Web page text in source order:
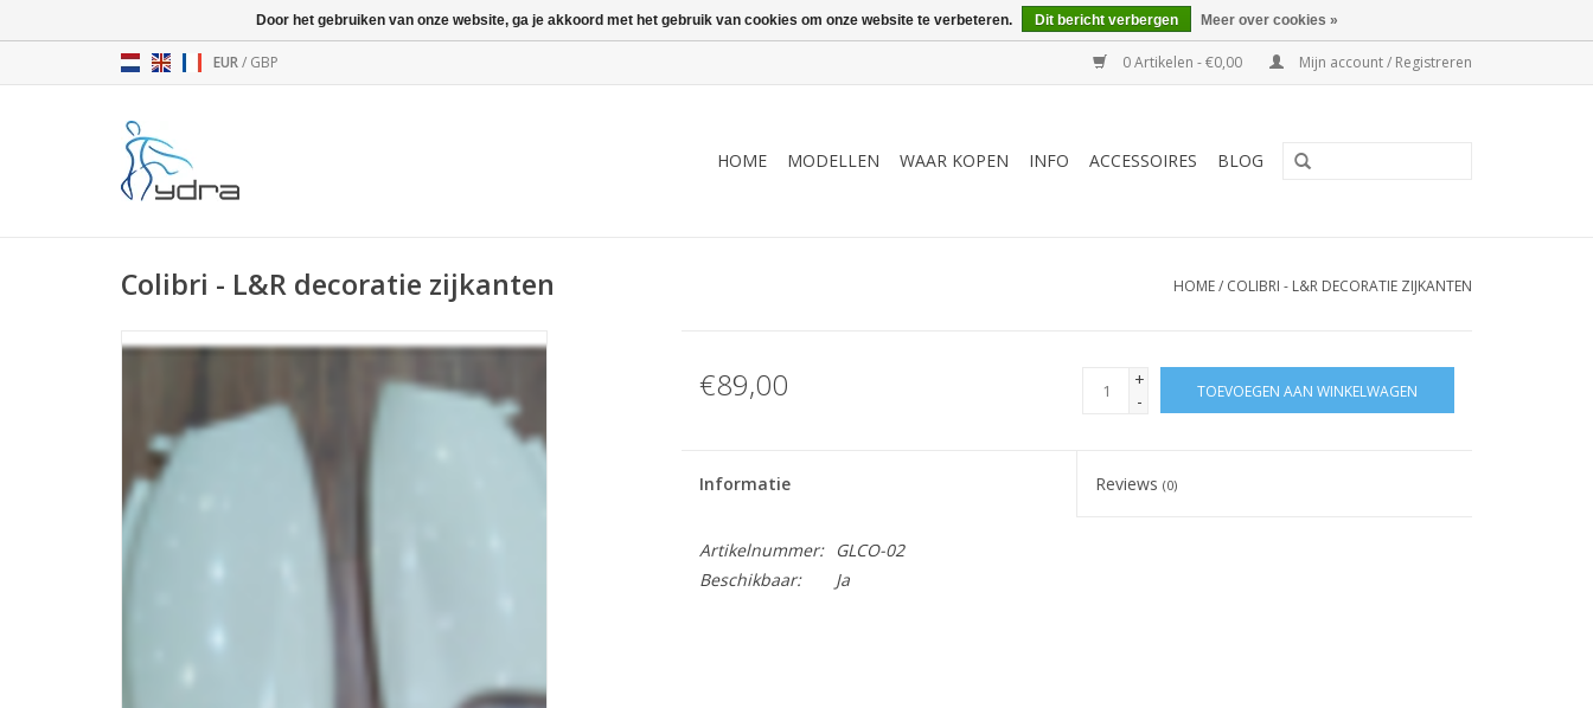
EUR/ GBP 0 Artikelen - €0,00 Mijn account / Registreren
HOME MODELLEN WAAR KOPEN INFO ACCESSOIRES BLOG
Colibri - L&R decoratie zijkanten HOME/ COLIBRI - L&R DECORATIE ZIJKANTEN
€89,00
+
-
TOEVOEGEN AAN WINKELWAGEN
Informatie Reviews(0)
Artikelnummer:
GLCO-02
Beschikbaar:
Ja
Door het gebruiken van onze website, ga je akkoord met het gebruik van cookies om onze website te verbeteren. Dit bericht verbergen Meer over cookies »